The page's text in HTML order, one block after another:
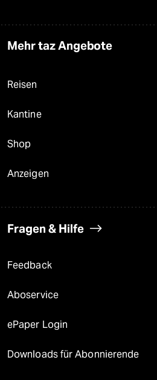
Mehr taz Angebote
Reisen
Kantine
Shop
Anzeigen
Fragen & Hilfe
Feedback
Aboservice
ePaper Login
Downloads für Abonnierende